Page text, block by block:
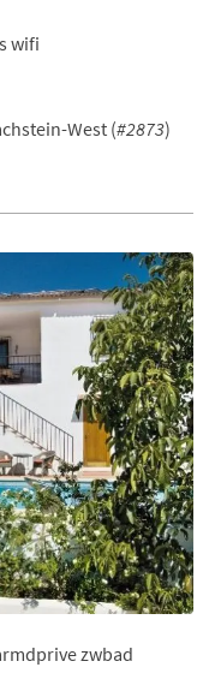
wifi
West (#2873)
zwbad